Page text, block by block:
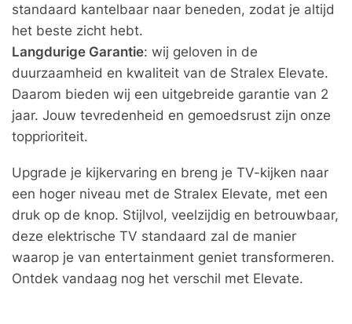
standaard kantelbaar naar beneden, zodat je altijd
het beste zicht hebt.
Langdurige Garantie: wij geloven in de
duurzaamheid en kwaliteit van de Stralex Elevate.
Daarom bieden wij een uitgebreide garantie van 2
jaar. Jouw tevredenheid en gemoedsrust zijn onze
topprioriteit.
Upgrade je kijkervaring en breng je TV-kijken naar
een hoger niveau met de Stralex Elevate, met een
druk op de knop. Stijlvol, veelzijdig en betrouwbaar,
deze elektrische TV standaard zal de manier
waarop je van entertainment geniet transformeren.
Ontdek vandaag nog het verschil met Elevate.